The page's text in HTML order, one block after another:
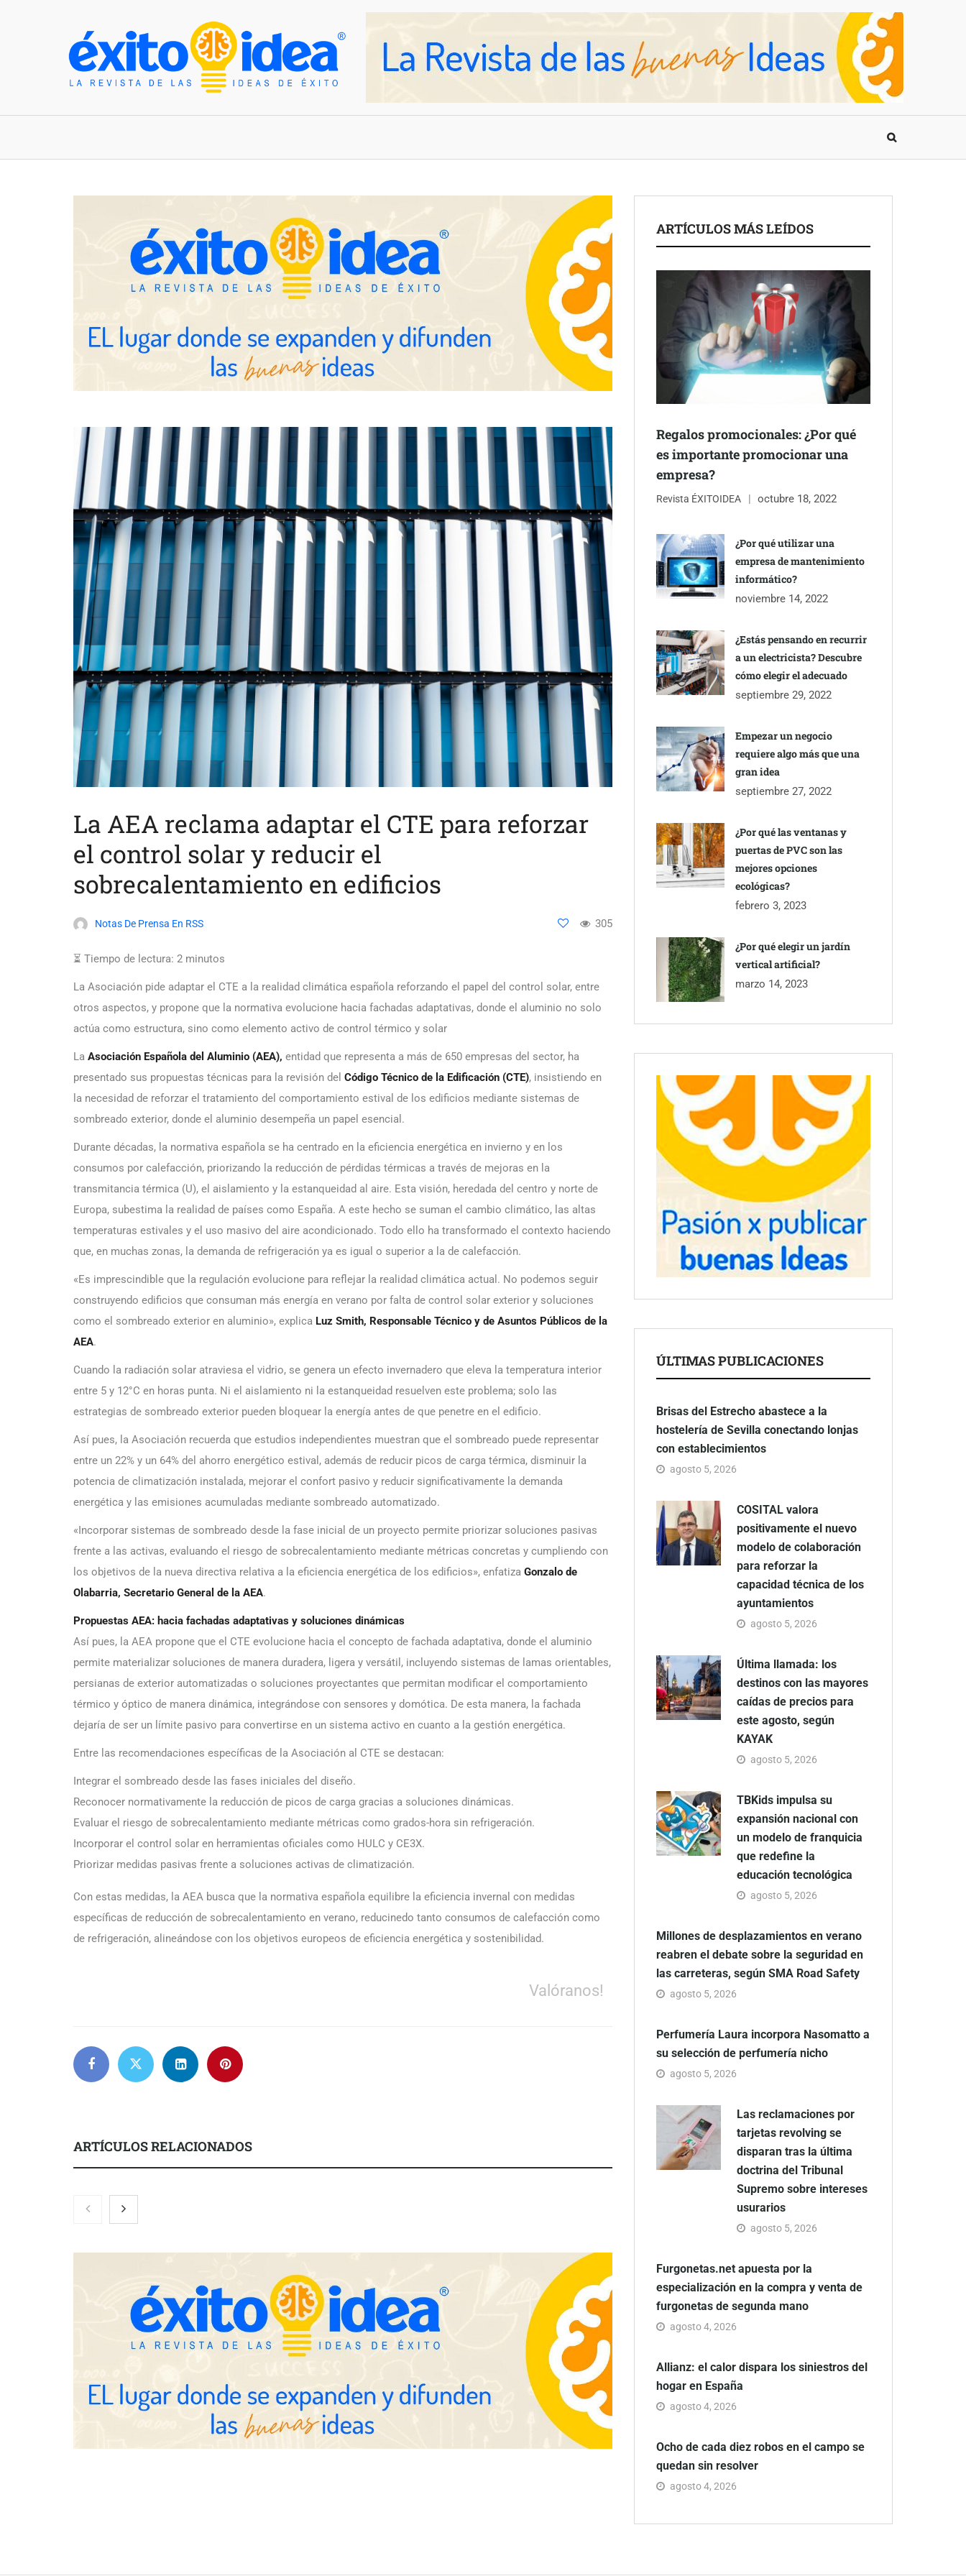
La AEA reclama adaptar el CTE para reforzar
el control solar y reducir el
sobrecalentamiento en edificios
Notas De Prensa En RSS 305
⏳ Tiempo de lectura: 2 minutos
La Asociación pide adaptar el CTE a la realidad climática española reforzando el papel del control solar, entre
otros aspectos, y propone que la normativa evolucione hacia fachadas adaptativas, donde el aluminio no solo
actúa como estructura, sino como elemento activo de control térmico y solar
La Asociación Española del Aluminio (AEA), entidad que representa a más de 650 empresas del sector, ha
presentado sus propuestas técnicas para la revisión del Código Técnico de la Edificación (CTE), insistiendo en
la necesidad de reforzar el tratamiento del comportamiento estival de los edificios mediante sistemas de
sombreado exterior, donde el aluminio desempeña un papel esencial.
Durante décadas, la normativa española se ha centrado en la eficiencia energética en invierno y en los
consumos por calefacción, priorizando la reducción de pérdidas térmicas a través de mejoras en la
transmitancia térmica (U), el aislamiento y la estanqueidad al aire. Esta visión, heredada del centro y norte de
Europa, subestima la realidad de países como España. A este hecho se suman el cambio climático, las altas
temperaturas estivales y el uso masivo del aire acondicionado. Todo ello ha transformado el contexto haciendo
que, en muchas zonas, la demanda de refrigeración ya es igual o superior a la de calefacción.
«Es imprescindible que la regulación evolucione para reflejar la realidad climática actual. No podemos seguir
construyendo edificios que consuman más energía en verano por falta de control solar exterior y soluciones
como el sombreado exterior en aluminio», explica Luz Smith, Responsable Técnico y de Asuntos Públicos de la
AEA.
Cuando la radiación solar atraviesa el vidrio, se genera un efecto invernadero que eleva la temperatura interior
entre 5 y 12°C en horas punta. Ni el aislamiento ni la estanqueidad resuelven este problema; solo las
estrategias de sombreado exterior pueden bloquear la energía antes de que penetre en el edificio.
Así pues, la Asociación recuerda que estudios independientes muestran que el sombreado puede representar
entre un 22% y un 64% del ahorro energético estival, además de reducir picos de carga térmica, disminuir la
potencia de climatización instalada, mejorar el confort pasivo y reducir significativamente la demanda
energética y las emisiones acumuladas mediante sombreado automatizado.
«Incorporar sistemas de sombreado desde la fase inicial de un proyecto permite priorizar soluciones pasivas
frente a las activas, evaluando el riesgo de sobrecalentamiento mediante métricas concretas y cumpliendo con
los objetivos de la nueva directiva relativa a la eficiencia energética de los edificios», enfatiza Gonzalo de
Olabarria, Secretario General de la AEA.
Propuestas AEA: hacia fachadas adaptativas y soluciones dinámicas
Así pues, la AEA propone que el CTE evolucione hacia el concepto de fachada adaptativa, donde el aluminio
permite materializar soluciones de manera duradera, ligera y versátil, incluyendo sistemas de lamas orientables,
persianas de exterior automatizadas o soluciones proyectantes que permitan modificar el comportamiento
térmico y óptico de manera dinámica, integrándose con sensores y domótica. De esta manera, la fachada
dejaría de ser un límite pasivo para convertirse en un sistema activo en cuanto a la gestión energética.
Entre las recomendaciones específicas de la Asociación al CTE se destacan:
Integrar el sombreado desde las fases iniciales del diseño.
Reconocer normativamente la reducción de picos de carga gracias a soluciones dinámicas.
Evaluar el riesgo de sobrecalentamiento mediante métricas como grados-hora sin refrigeración.
Incorporar el control solar en herramientas oficiales como HULC y CE3X.
Priorizar medidas pasivas frente a soluciones activas de climatización.
Con estas medidas, la AEA busca que la normativa española equilibre la eficiencia invernal con medidas
específicas de reducción de sobrecalentamiento en verano, reducinedo tanto consumos de calefacción como
de refrigeración, alineándose con los objetivos europeos de eficiencia energética y sostenibilidad.
Valóranos!
ARTÍCULOS RELACIONADOS
Brisas del Estrecho abastece a la
hostelería de Sevilla conectando
COSITAL valora positivamente el
nuevo modelo de colaboración
para reforzar la capacidad técnica
Última llamada: los destinos con
las mayores caídas de precios para
este agosto, según KAYAK
Millones de desplazamientos en
verano reabren el debate sobre la
seguridad en las carreteras, según
Perfumería Laura incorpora
Nasomatto a su selección de
ARTÍCULOS MÁS LEÍDOS
Regalos promocionales: ¿Por qué
es importante promocionar una
empresa?
Revista ÉXITOIDEA octubre 18, 2022
¿Por qué utilizar una
empresa de mantenimiento
informático?
noviembre 14, 2022
¿Estás pensando en recurrir
a un electricista? Descubre
cómo elegir el adecuado
septiembre 29, 2022
Empezar un negocio
requiere algo más que una
gran idea
septiembre 27, 2022
¿Por qué las ventanas y
puertas de PVC son las
mejores opciones
ecológicas?
febrero 3, 2023
¿Por qué elegir un jardín
vertical artificial?
marzo 14, 2023
ÚLTIMAS PUBLICACIONES
Brisas del Estrecho abastece a la
hostelería de Sevilla conectando lonjas
con establecimientos
agosto 5, 2026
COSITAL valora
positivamente el nuevo
modelo de colaboración
para reforzar la
capacidad técnica de los
ayuntamientos
agosto 5, 2026
Última llamada: los
destinos con las mayores
caídas de precios para
este agosto, según
KAYAK
agosto 5, 2026
TBKids impulsa su
expansión nacional con
un modelo de franquicia
que redefine la
educación tecnológica
agosto 5, 2026
Millones de desplazamientos en verano
reabren el debate sobre la seguridad en
las carreteras, según SMA Road Safety
agosto 5, 2026
Perfumería Laura incorpora Nasomatto a
su selección de perfumería nicho
agosto 5, 2026
Las reclamaciones por
tarjetas revolving se
disparan tras la última
doctrina del Tribunal
Supremo sobre intereses
usurarios
agosto 5, 2026
Furgonetas.net apuesta por la
especialización en la compra y venta de
furgonetas de segunda mano
agosto 4, 2026
Allianz: el calor dispara los siniestros del
hogar en España
agosto 4, 2026
Ocho de cada diez robos en el campo se
quedan sin resolver
agosto 4, 2026